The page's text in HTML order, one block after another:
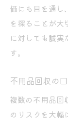
スタ
不用
断
択
東海
口コ
価にも目を通し
を探ることが大
に対しても誠実
す。
不用品回収の
複数の不用品回
のリスクを大幅